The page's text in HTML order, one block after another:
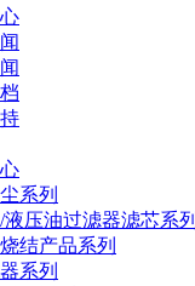
系列
压油过滤器滤芯系列
结产品系列
系列